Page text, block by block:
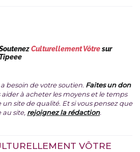
Culturellement Vôtresur
Tipeee
besoin de votre soutien. Faites un don
à acheter les moyens et le temps
un site de qualité. Et si vous pensez que
site, rejoignez la rédaction.
VÔTRE